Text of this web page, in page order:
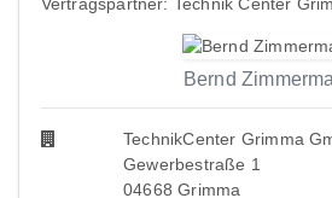
Bernd
TechnikCenter Grimma
Gewerbestraße 1
04668 Grimma